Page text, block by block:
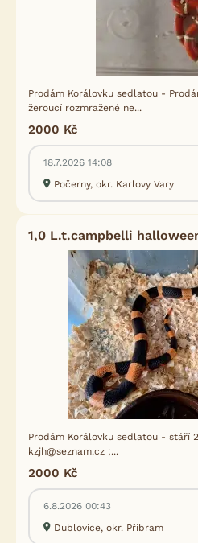
Prodám Korálovku sedlatou -
žeroucí rozmražené ne...
2000 Kč
18.7.2026 14:08
Počerny, okr. Karlovy Vary
1,0 L.t.campbelli
Prodám Korálovku sedlatou - stáří
kzjh@seznam.cz ;...
2000 Kč
6.8.2026 00:43
Dublovice, okr. Příbram